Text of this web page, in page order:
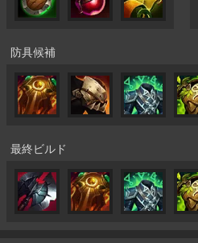
防具候補
最終ビルド